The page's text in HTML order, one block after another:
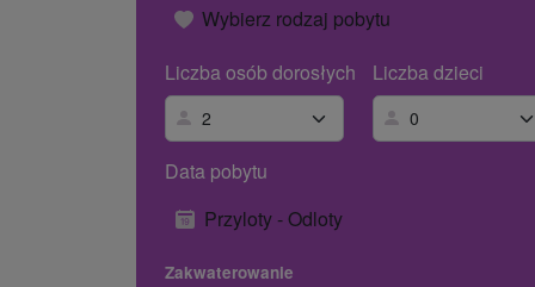
Wybierz rodzaj pobytu
Liczba osób dorosłych
Liczba dzieci
Data pobytu
Przyloty - Odloty
Zakwaterowanie